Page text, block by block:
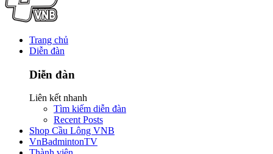
Trang chủ
Diễn đàn
Diễn đàn
Liên kết nhanh
Tìm kiếm diễn đàn
Recent Posts
Shop Cầu Lông VNB
VnBadmintonTV